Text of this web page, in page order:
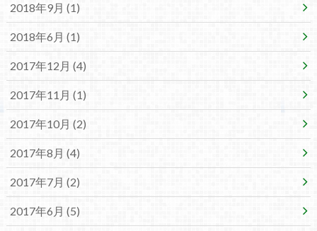
2018年9月 (1)
2018年6月 (1)
2017年12月 (4)
2017年11月 (1)
2017年10月 (2)
2017年8月 (4)
2017年7月 (2)
2017年6月 (5)